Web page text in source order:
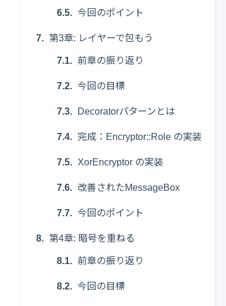
今回のポイント
第3章: レイヤーで包もう
前章の振り返り
今回の目標
Decoratorパターンとは
完成：Encryptor::Role の実装
XorEncryptor の実装
改善されたMessageBox
今回のポイント
第4章: 暗号を重ねる
前章の振り返り
今回の目標